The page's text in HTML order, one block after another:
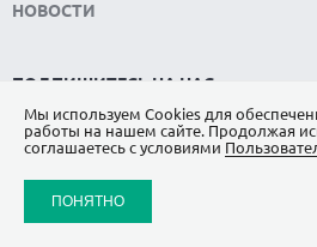
НОВОСТИ
ПОДПИШИТЕСЬ НА НАС
ЯНДЕКС.ДЗЕН
Мы используем Сookies для
работы на нашем сайте. Продолжая
соглашаетесь с условиями
ПОНЯТНО